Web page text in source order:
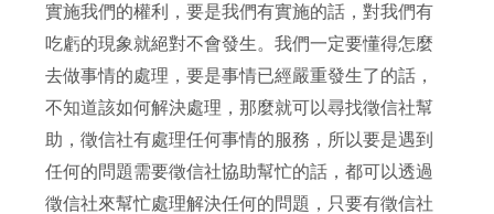
實施我們的權利，要是我們有實施的話，對我們有
吃虧的現象就絕對不會發生。我們一定要懂得怎麼
去做事情的處理，要是事情已經嚴重發生了的話，
不知道該如何解決處理，那麼就可以尋找徵信社幫
助，徵信社有處理任何事情的服務，所以要是遇到
任何的問題需要徵信社協助幫忙的話，都可以透過
徵信社來幫忙處理解決任何的問題，只要有徵信社